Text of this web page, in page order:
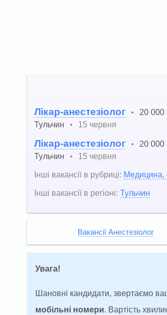
Лікар-анестезіолог • 20 000
Тульчин
• 15 червня
Лікар-анестезіолог • 20 000
Тульчин
•
15 червня
Інші вакансії в рубриці: Медицина,
Інші вакансії в регіоні: Тульчин
Вакансії Анестезіолог
Увага!
Шановні кандидати, звертаємо
мобільні номери. Вартість